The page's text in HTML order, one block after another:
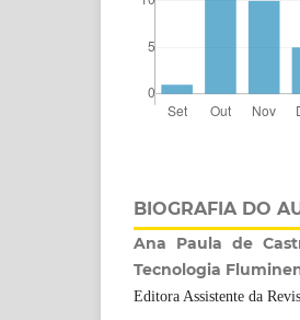
BIOGRAFIA DO
Ana Paula de
Tecnologia
Editora Assistente da